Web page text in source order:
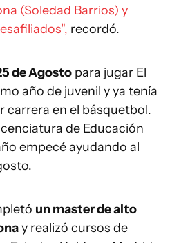
(Soledad Barrios) y
recordó.
de Agosto para jugar El
año de juvenil y ya tenía
carrera en el básquetbol.
de Educación
empecé ayudando al
un master de alto
y realizó cursos de